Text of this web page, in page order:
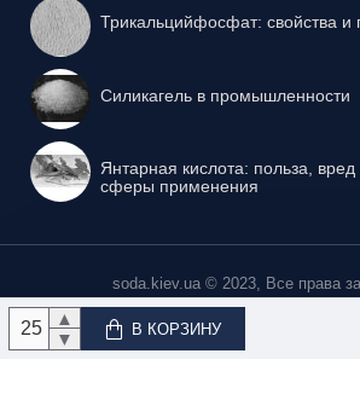
▲
▼
В КОРЗИНУ
Трикальцийфосфат: свойства и
Силикагель в промышленности
Янтарная кислота: польза,
сферы применения
soda.kiev.ua © 2023, Все права